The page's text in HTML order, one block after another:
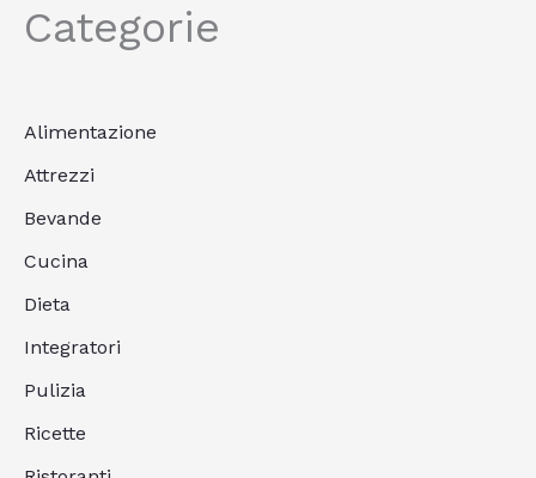
Categorie
Alimentazione
Attrezzi
Bevande
Cucina
Dieta
Integratori
Pulizia
Ricette